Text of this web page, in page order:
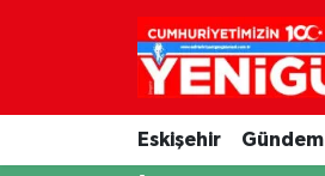
Eskişehir Gündem
Nöbetçi Eczaneler
Hava Durumu